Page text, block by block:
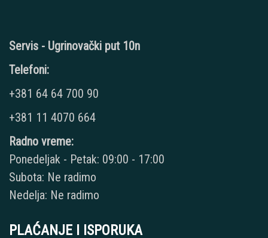
Servis - Ugrinovački put 10n
Telefoni:
+381 64 64 700 90
+381 11 4070 664
Radno vreme:
Ponedeljak - Petak: 09:00 - 17:00
Subota: Ne radimo
Nedelja: Ne radimo
PLAĆANJE I ISPORUKA